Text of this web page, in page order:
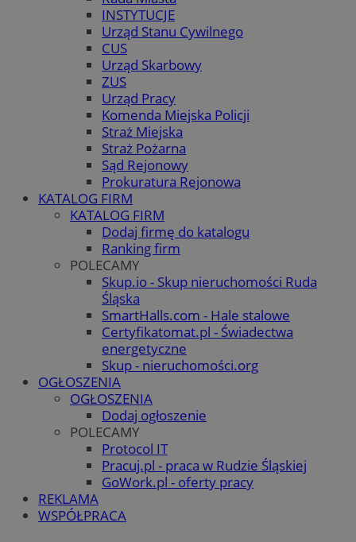
INSTYTUCJE
Urząd Stanu Cywilnego
CUS
Urząd Skarbowy
ZUS
Urząd Pracy
Komenda Miejska Policji
Straż Miejska
Straż Pożarna
Sąd Rejonowy
Prokuratura Rejonowa
KATALOG FIRM
KATALOG FIRM
Dodaj firmę do katalogu
Ranking firm
POLECAMY
Skup.io - Skup nieruchomości Ruda
Śląska
SmartHalls.com - Hale stalowe
Certyfikatomat.pl - Świadectwa
energetyczne
Skup - nieruchomości.org
OGŁOSZENIA
OGŁOSZENIA
Dodaj ogłoszenie
POLECAMY
Protocol IT
Pracuj.pl - praca w Rudzie Śląskiej
GoWork.pl - oferty pracy
REKLAMA
WSPÓŁPRACA